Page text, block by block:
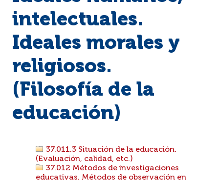
intelectuales.
Ideales morales y
religiosos.
(Filosofía de la
educación)
37.011.3 Situación de la educación.
(Evaluación, calidad, etc.)
37.012 Métodos de investigaciones
educativas. Métodos de observación en